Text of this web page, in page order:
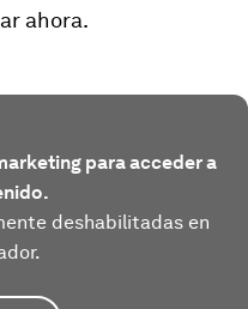
ahora.
para acceder a
deshabilitadas en